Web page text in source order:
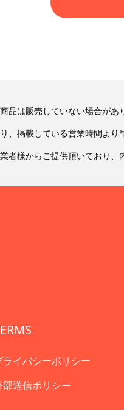
品は販売していない場合があ
、掲載している営業時間より
者様からご提供頂いており、
ライバシーポリシー
部送信ポリシー